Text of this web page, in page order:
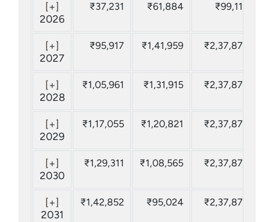
[+]
2026
₹37,231 ₹61,884 ₹99,115
[+]
2027
₹95,917 ₹1,41,959 ₹2,37,876
[+]
2028
₹1,05,961 ₹1,31,915 ₹2,37,876
[+]
2029
₹1,17,055 ₹1,20,821 ₹2,37,876
[+]
2030
₹1,29,311 ₹1,08,565 ₹2,37,876
[+]
2031
₹1,42,852 ₹95,024 ₹2,37,876